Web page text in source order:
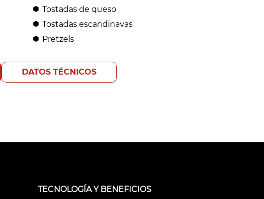
Tostadas de queso
Tostadas escandinavas
Pretzels
DATOS TÉCNICOS
TECNOLOGÍA Y BENEFICIOS